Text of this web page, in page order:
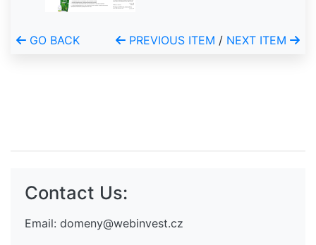
GO BACK PREVIOUS ITEM / NEXT ITEM
Contact Us:
Email: domeny@webinvest.cz